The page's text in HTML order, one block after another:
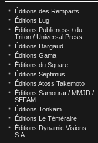
Éditions des Remparts
Éditions Lug
Éditions Publicness / du
Triton / Universal Press
Éditions Dargaud
Éditions Gama
Éditions du Square
Éditions Septimus
Éditions Atoss Takemoto
Éditions Samouraï / MMJD /
SEFAM
Éditions Tonkam
Éditions Le Téméraire
Éditions Dynamic Visions
S.A.